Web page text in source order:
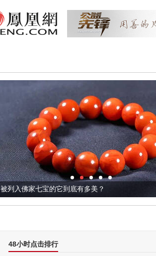
被列入佛家七宝的它到底有多美？
48小时点击排行